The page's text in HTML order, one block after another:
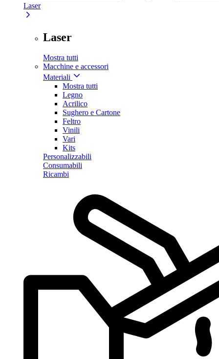
Laser
Laser
Mostra tutti
Macchine e accessori
Materiali
Mostra tutti
Legno
Acrilico
Sughero e Cartone
Feltro
Vinili
Vari
Kits
Personalizzabili
Consumabili
Ricambi